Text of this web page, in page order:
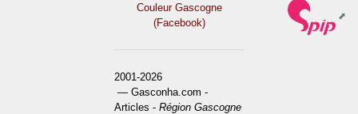
Couleur Gascogne
(Facebook)
2001-2026
— Gasconha.com -
Articles -Région Gascogne